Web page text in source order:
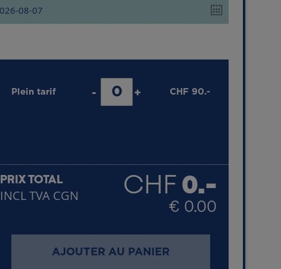
Plein tarif - + CHF 90.-
PRIX TOTAL
INCL TVA CGN CHF0.-
€ 0.00
AJOUTER AU PANIER